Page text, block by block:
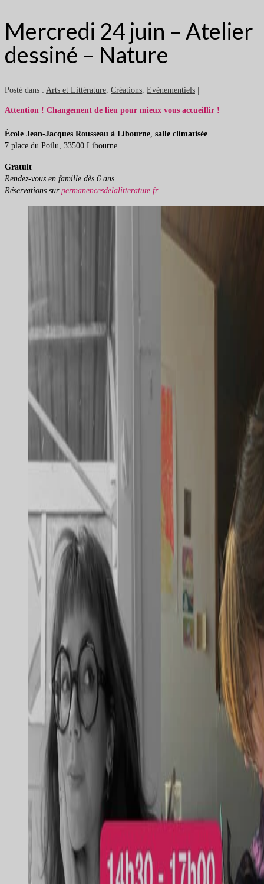
Mercredi 24 juin – Atelier
dessiné – Nature
Posté dans : Arts et Littérature, Créations, Evénementiels
Attention ! Changement de lieu pour mieux vous accueillir !
École Jean-Jacques Rousseau à Libourne, salle climatisée
7 place du Poilu, 33500 Libourne
Gratuit
Rendez-vous en famille dès 6 ans
Réservations sur permanencesdelalitterature.fr